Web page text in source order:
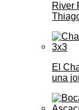
River
El
una